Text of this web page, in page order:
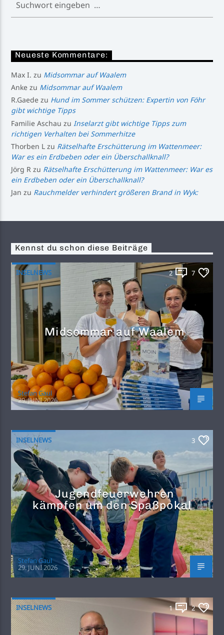
Neueste Kommentare:
Max I. zu Midsommar auf Waalem
Anke zu Midsommar auf Waalem
R.Gaede zu Hund im Sommer schützen: Expertin von Föhr
gibt wichtige Tipps
Familie Aschau zu Inselarzt gibt wichtige Tipps zum
richtigen Verhalten bei Sommerhitze
Thorben L zu Rätselhafte Erschütterung im Wattenmeer:
War es ein Erdbeben oder ein Überschallknall?
Jörg R zu Rätselhafte Erschütterung im Wattenmeer: War es
ein Erdbeben oder ein Überschallknall?
Jan zu Rauchmelder verhindert größeren Brand in Wyk:
Kennst du schon diese Beiträge
INSELNEWS 2 7
Midsommar auf Waalem
Stefan Gaul
29. JUNI 2026
INSELNEWS 3
Jugendfeuerwehren
kämpfen um den Spaßpokal
Stefan Gaul
29. JUNI 2026
INSELNEWS 1 2